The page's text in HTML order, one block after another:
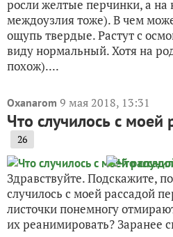
росли желтые перчинки, а
междоузлия тоже). В чем
ощупь твердые. Растут с
виду нормальный. Хотя на
похож)....
Oxanarom 9 мая 2018, 13:31
Что случилось с моей
26
Здравствуйте. Подскажите,
случилось с моей рассадой
листочки понемногу
их реанимировать? Заранее